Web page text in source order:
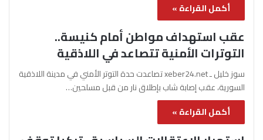
أكمل القراءة »
عقب استهداف مواطن أمام كنيسة..
التوترات الأمنية تتصاعد في اللاذقية
سوز خليل ـ xeber24.net تصاعدت حدة التوتر الأمني في مدينة اللاذقية
السورية، عقب إصابة شاب بإطلاق نار من قبل مسلحين…
أكمل القراءة »